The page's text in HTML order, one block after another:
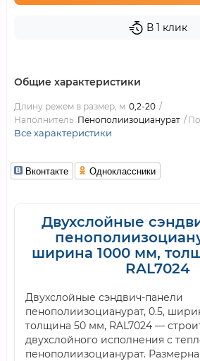
В 1 клик
Общие характеристики
Длину режем в размер, м 0,2-20
Наполнитель Пенополиизоцианурат
Все характеристики
Вконтакте Одноклассники
Двухслойные
ширина 1000 мм,
RAL7024
Двухслойные сэндвич-панели
пенополиизоцианурат, 0.5,
толщина 50 мм, RAL7024 —
двухслойного исполнения с
пенополиизоцианурат.